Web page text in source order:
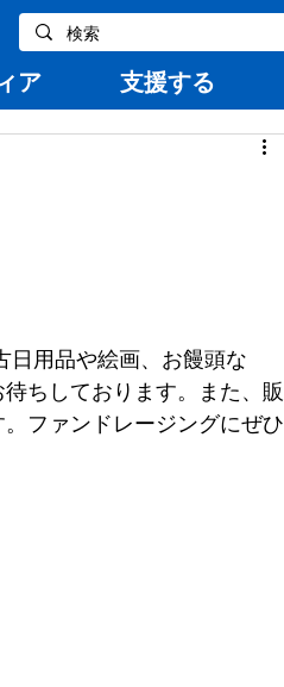
ア 支援する
⽇⽤品や絵画、お饅頭な
ちしております。また、販
ファンドレージングにぜひ